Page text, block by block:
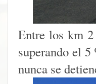
Entre los km
superando el 5
nunca se